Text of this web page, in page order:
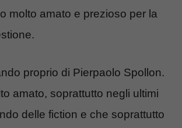
molto amato e prezioso per la
proprio di Pierpaolo Spollon.
amato, soprattutto negli ultimi
delle fiction e che soprattutto